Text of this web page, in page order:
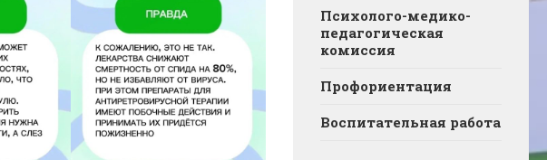
Психолого-медико-
педагогическая
комиссия
Профориентация
Воспитательная работа